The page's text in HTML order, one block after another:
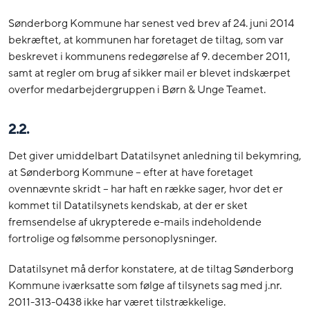
Sønderborg Kommune har senest ved brev af 24. juni 2014
bekræftet, at kommunen har foretaget de tiltag, som var
beskrevet i kommunens redegørelse af 9. december 2011,
samt at regler om brug af sikker mail er blevet indskærpet
overfor medarbejdergruppen i Børn & Unge Teamet.
2.2.
Det giver umiddelbart Datatilsynet anledning til bekymring,
at Sønderborg Kommune – efter at have foretaget
ovennævnte skridt – har haft en række sager, hvor det er
kommet til Datatilsynets kendskab, at der er sket
fremsendelse af ukrypterede e-mails indeholdende
fortrolige og følsomme personoplysninger.
Datatilsynet må derfor konstatere, at de tiltag Sønderborg
Kommune iværksatte som følge af tilsynets sag med j.nr.
2011-313-0438 ikke har været tilstrækkelige.